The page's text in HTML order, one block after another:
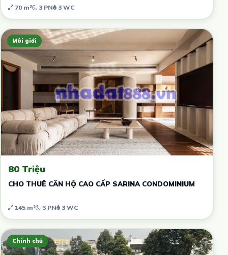
70 m² 3 PN 3 WC
Môi giới
80 Triệu
CHO THUÊ CĂN HỘ CAO CẤP SARINA CONDOMINIUM
145 m² 3 PN 3 WC
Chính chủ